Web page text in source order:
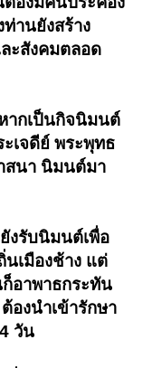
านยังสร้าง
ะสังคมตลอด
ากเป็นกิจนิมนต์
ะเจดีย์ พระพุทธ
สนา นิมนต์มา
งรับนิมนต์เพื่อ
เมืองช้าง แต่
ก็อาพาธกระทัน
องนำเข้ารักษา
วัน